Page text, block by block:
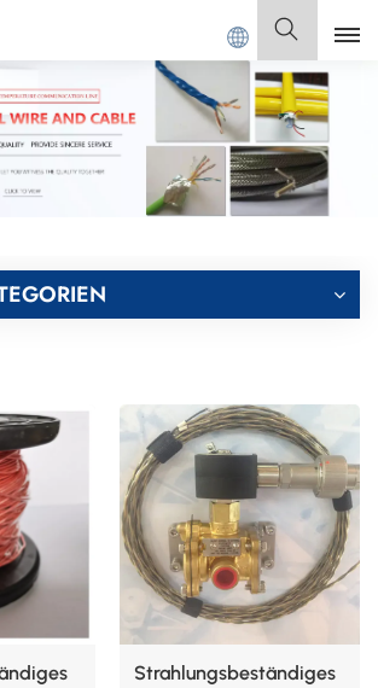
Deutsch
English
Français
Italiano
Strahlungsbeständiges